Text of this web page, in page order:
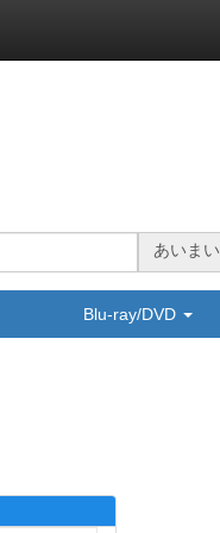
あいまい
Blu-ray/DVD